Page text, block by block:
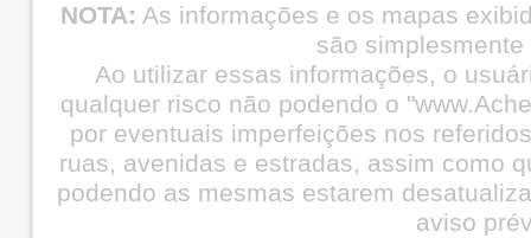
NOTA: As informações e os mapas
são
Ao utilizar essas informações, o
qualquer risco não podendo o
por eventuais imperfeições nos
ruas, avenidas e estradas, assim como
podendo as mesmas estarem
aviso